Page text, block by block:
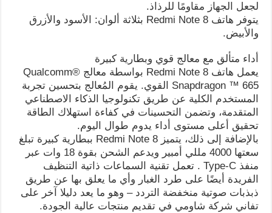
لجعل الجهاز مقاومًا للرذاذ.
يتوفر هاتف Redmi Note 8 بثلاثة ألوان: الأسود والأزرق
والأبيض.
أداء متألق مع معالج قوي وبطارية كبيرة
يعمل هاتف Redmi Note 8 بواسطة معالج Qualcomm®
Snapdragon ™ 665 القوي. يقوم المُعالج بتحسين تجربة
المستخدم الكلية عن طريق تكنولوجيا الذكاء الاصطناعي
المتقدمة، وتضمن التحسينات في كفاءة استهلاك الطاقة
تحقيق أعلى مستوى أداء يدوم طوال اليوم.
بالإضافة إلى ذلك، يتميز Redmi Note 8 ببطارية كبيرة تبلغ
سعتها 4000 مللي أمبير ويدعم الشحن بقوة 18 وات عبر
منفذ Type-C . تعمل تقنية السماعات ذاتية التنظيف
الفريدة أيضًا على طرد الغبار وأي ما يعلق بها عن طريق
ذبذبات صوتية منخفضة التردد – وهو ما يعد دليلا آخر على
تفاني شركة شاومي في تقديم منتجات عالية الجودة.